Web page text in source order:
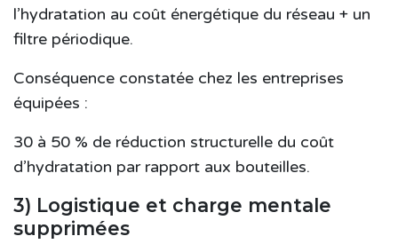
l’hydratation au coût énergétique du réseau + un
filtre périodique.
Conséquence constatée chez les entreprises
équipées :
30 à 50 % de réduction structurelle du coût
d’hydratation par rapport aux bouteilles.
3) Logistique et charge mentale
supprimées